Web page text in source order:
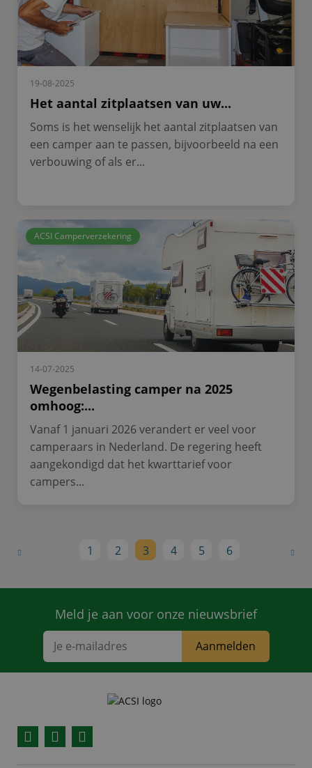
19-08-2025
Het aantal zitplaatsen van uw...
Soms is het wenselijk het aantal zitplaatsen van
een camper aan te passen, bijvoorbeeld na een
verbouwing of als er...
ACSI Camperverzekering
14-07-2025
Wegenbelasting camper na 2025
omhoog:...
Vanaf 1 januari 2026 verandert er veel voor
camperaars in Nederland. De regering heeft
aangekondigd dat het kwarttarief voor
campers...
1 2 3 4 5 6
Meld je aan voor onze nieuwsbrief
Aanmelden